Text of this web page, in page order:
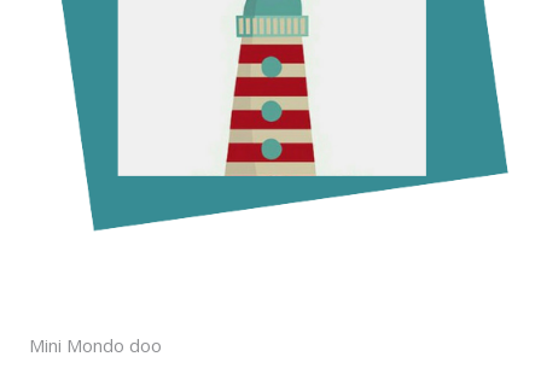
Mini Mondo doo